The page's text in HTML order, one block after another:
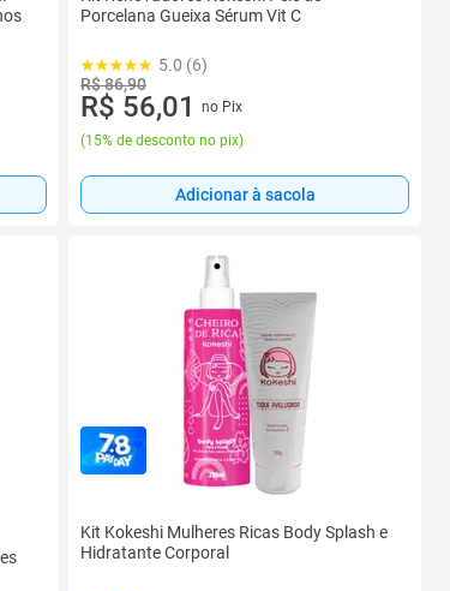
Porcelana Gueixa Sérum Vit C
5.0 (6)
R$ 86,90
R$ 56,01
no Pix
(15% de desconto no pix)
Adicionar à sacola
Kit Kokeshi Mulheres Ricas Body Splash e
Hidratante Corporal